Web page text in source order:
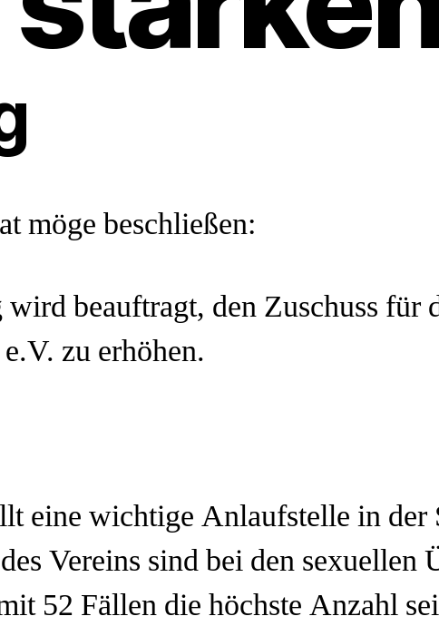
möge beschließen:
beauftragt, den Zuschuss für
zu erhöhen.
eine wichtige Anlaufstelle in der
Vereins sind bei den sexuellen
52 Fällen die höchste Anzahl